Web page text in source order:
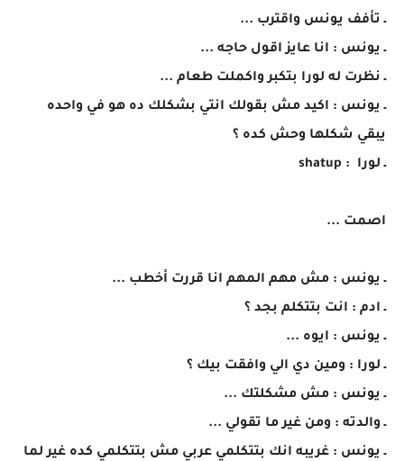
ـ تأفف يونس واقترب ...
ـ يونس : انا عايز اقول حاجه ...
ـ نظرت له لورا بتكبر واكملت طعام ...
ـ يونس : اكيد مش بقولك انتي بشكلك ده هو في واحده
يبقي شكلها وحش كده ؟
ـ لورا : shatup
اصمت ...
ـ يونس : مش مهم المهم انا قررت أخطب ...
ـ ادم : انت بتتكلم بجد ؟
ـ يونس : ايوه ...
ـ لورا : ومين دي الي وافقت بيك ؟
ـ يونس : مش مشكلتك ...
ـ والدته : ومن غير ما تقولي ...
ـ يونس : غريبه انك بتتكلمي عربي مش بتتكلمي كده غير لما